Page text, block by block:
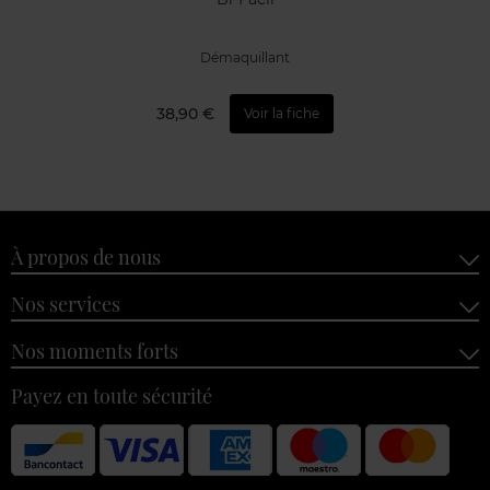
Démaquillant
38,90 € Voir la fiche
À propos de nous
Nos services
Nos moments forts
Payez en toute sécurité